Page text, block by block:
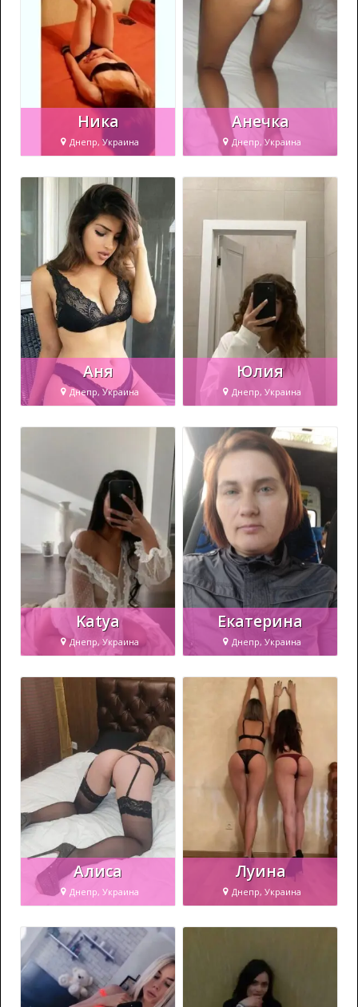
Ника
Днепр, Украина
Анечка
Днепр, Украина
Аня
Днепр, Украина
Юлия
Днепр, Украина
Katya
Днепр, Украина
Екатерина
Днепр, Украина
Алиса
Днепр, Украина
Луина
Днепр, Украина